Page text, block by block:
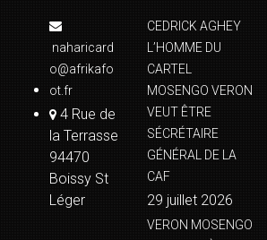
naharicard
o@afrikafo
ot.fr
4 Rue de
la Terrasse
94470
Boissy St
Léger
CEDRICK AGHEY
L’HOMME DU
CARTEL
MOSENGO VERON
VEUT ÊTRE
SÉCRÉTAIRE
GÉNÉRAL DE LA
CAF
29 juillet 2026
VERON MOSENGO